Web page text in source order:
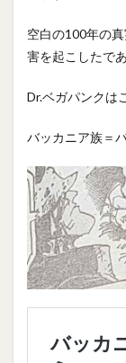
空白の100年の
害を起こしたで
Dr.ベガパンクは
バッカニア族＝